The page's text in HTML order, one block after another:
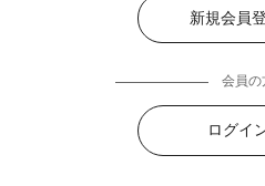
新規会員
会員の
ログイ